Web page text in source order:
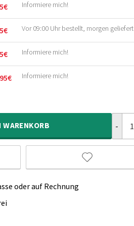
€ Informiere mich!
€ Vor 09:00 Uhr bestellt, morgen geliefert
€ Informiere mich!
€ Informiere mich!
WARENKORB
oder auf Rechnung